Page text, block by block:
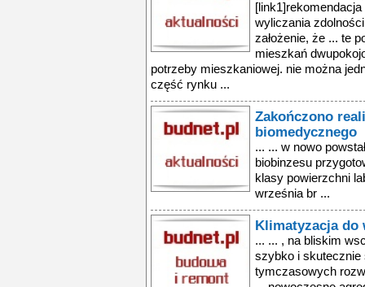
wyliczania
założenie, że ... te
mieszkań
potrzeby mieszkaniowej. nie można
część rynku ...
Zakończono
biomedycznego
... ... w nowo
biobinzesu
klasy powierzchni
września br ...
Klimatyzacja do
... ... , na bliskim
szybko i skutecznie
tymczasowych